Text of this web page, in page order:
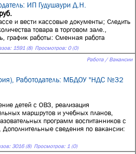
ИП Гудушаури Д.Н.
и вести кассовые документы; Следить
товара в торговом зале.,
график работы: Сменная работа
1591 (8) Просмотров: 0 (0)
Работа / Вакансии
Работодатель: МБДОУ "НДС №32
детей с ОВЗ, реализация
маршрутов и учебных планов,
программ воспитанников с
сведения по вакансии:
3016 (8) Просмотров: 1 (0)